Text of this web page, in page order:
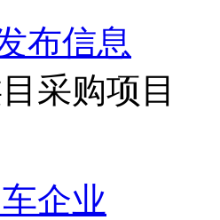
布信息
采购项目
企业